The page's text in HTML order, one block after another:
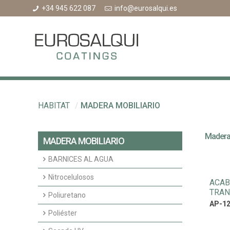
+34 945 622 087 info@eurosalqui.es
HABITAT / MADERA MOBILIARIO
MADERA MOBILIARIO
BARNICES AL AGUA
Acabados agua interior
Fondos agua interior
Nitrocelulosos
Fondos Nitrocelulosos
Acabados nitrocelulosos
Poliuretano
Imprimaciones y fondos transparentes
poliuretano
Poliéster
AP-